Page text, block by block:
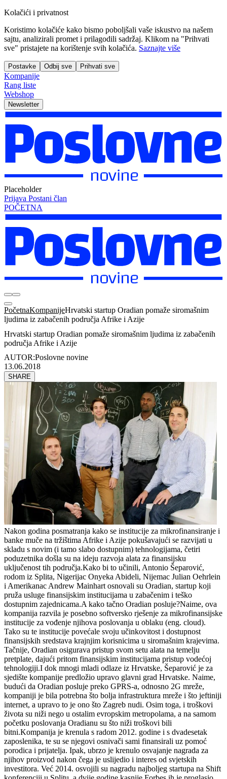
Kolačići i privatnost
Koristimo kolačiće kako bismo poboljšali vaše iskustvo na našem
sajtu, analizirali promet i prilagodili sadržaj. Klikom na "Prihvati
sve" pristajete na korištenje svih kolačića. Saznajte više
Postavke Odbij sve Prihvati sve
Kompanije
Rang liste
Webshop
Newsletter
Placeholder
Prijava Postani član
POČETNA
PočetnaKompanijeHrvatski startup Oradian pomaže siromašnim
ljudima iz zabačenih područja Afrike i Azije
Hrvatski startup Oradian pomaže siromašnim ljudima iz zabačenih
područja Afrike i Azije
AUTOR:Poslovne novine
13.06.2018
SHARE
Nakon godina posmatranja kako se institucije za mikrofinansiranje i
banke muče na tržištima Afrike i Azije pokušavajući se razvijati u
skladu s novim (i tamo slabo dostupnim) tehnologijama, četiri
poduzetnika došla su na ideju razvoja alata za finansijsku
uključenost tih područja.Kako bi to učinili, Antonio Šeparović,
rodom iz Splita, Nigerijac Onyeka Abideli, Nijemac Julian Oehrlein
i Amerikanac Andrew Mainhart osnovali su Oradian, startup koji
pruža usluge finansijskim institucijama u zabačenim i teško
dostupnim zajednicama.A kako tačno Oradian posluje?Naime, ova
kompanija razvila je posebno softversko rješenje za mikrofinansijske
institucije za vođenje njihova poslovanja u oblaku (eng. cloud).
Tako su te institucije povećale svoju učinkovitost i dostupnost
finansijskih sredstava krajnjim korisnicima u siromašnim krajevima.
Tačnije, Oradian osigurava pristup svom setu alata na temelju
pretplate, dajući pritom finansijskim institucijama pristup vodećoj
tehnologiji.I dok mnogi mladi odlaze iz Hrvatske, Šeparović je za
sjedište kompanije predložio upravo glavni grad Hrvatske. Naime,
budući da Oradian posluje preko GPRS-a, odnosno 2G mreže,
kompaniji je bila potrebna što bolja infrastruktura mreže i što jeftiniji
internet, a upravo to je ono što Zagreb nudi. Osim toga, i troškovi
života su niži nego u ostalim evropskim metropolama, a na samom
početku poslovanja Oradianu su što niži troškovi bili
bitni.Kompanija je krenula s radom 2012. godine i s dvadesetak
zaposlenika, te su se njegovi osnivači sami finansirali uz pomoć
porodica i prijatelja. Ipak, ubrzo je krenulo osvajanje nagrada za
njihov proizvod nakon čega je uslijedio i interes od svjetskih
investitora. Već 2014. osvojili su nagradu najboljeg startupa na Shift